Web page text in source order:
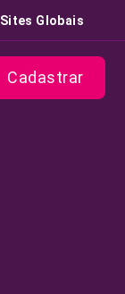
Sites Globais
Cadastrar